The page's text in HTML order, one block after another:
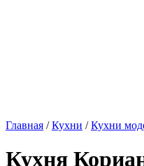
Главная /Кухни /Кухни
Кухня